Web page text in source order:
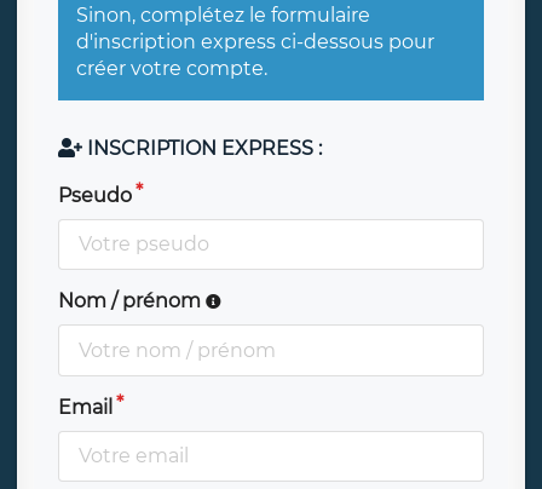
Sinon, complétez le formulaire
d'inscription express ci-dessous pour
créer votre compte.
INSCRIPTION EXPRESS :
Pseudo
Nom / prénom
Email